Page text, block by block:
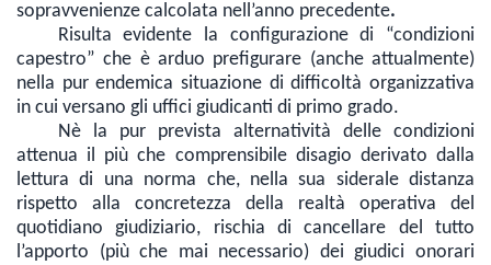
sopravvenienze calcolata nell’anno precedente.
Risulta evidente la configurazione di “condizioni
capestro” che è arduo prefigurare (anche attualmente)
nella pur endemica situazione di difficoltà organizzativa
in cui versano gli uffici giudicanti di primo grado.
Nè la pur prevista alternatività delle condizioni
attenua il più che comprensibile disagio derivato dalla
lettura di una norma che, nella sua siderale distanza
rispetto alla concretezza della realtà operativa del
quotidiano giudiziario, rischia di cancellare del tutto
l’apporto (più che mai necessario) dei giudici onorari